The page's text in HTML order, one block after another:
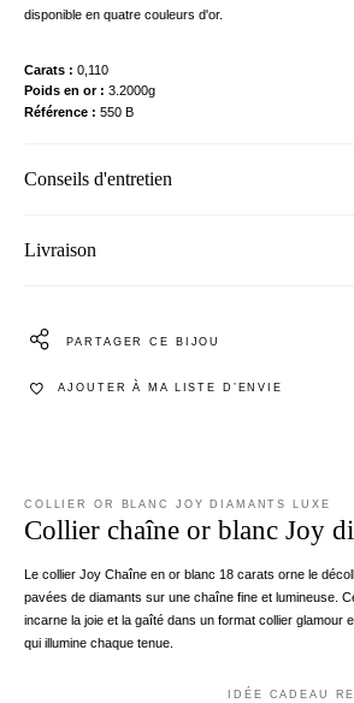
disponible en quatre couleurs d'or.
Carats
0,110
Poids en or
3.2000g
Référence
550 B
Conseils d'entretien
Livraison
PARTAGER CE BIJOU
AJOUTER À MA LISTE D’ENVIE
COLLIER OR BLANC JOY DIAMANTS LUXE
Collier chaîne or blanc Joy
Le collier Joy Chaîne en or blanc 18 carats orne le
pavées de diamants sur une chaîne fine et lumineuse.
incarne la joie et la gaîté dans un format collier glamour
qui illumine chaque tenue.
IDÉE CADEAU